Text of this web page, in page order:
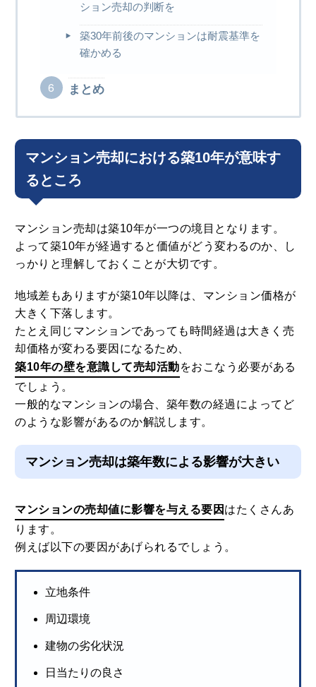
ション売却の判断を
築30年前後のマンションは耐震基準を
確かめる
まとめ
マンション売却における築10年が意味す
るところ
マンション売却は築10年が一つの境目となります。
よって築10年が経過すると価値がどう変わるのか、し
っかりと理解しておくことが大切です。
地域差もありますが築10年以降は、マンション価格が
大きく下落します。
たとえ同じマンションであっても時間経過は大きく売
却価格が変わる要因になるため、
築10年の壁を意識して売却活動をおこなう必要がある
でしょう。
一般的なマンションの場合、築年数の経過によってど
のような影響があるのか解説します。
マンション売却は築年数による影響が大きい
マンションの売却値に影響を与える要因 はたくさんあ
ります。
例えば以下の要因があげられるでしょう。
立地条件
周辺環境
建物の劣化状況
日当たりの良さ